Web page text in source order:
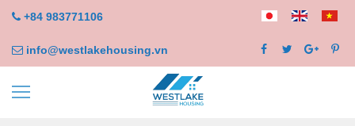
+84 983771106
info@westlakehousing.vn